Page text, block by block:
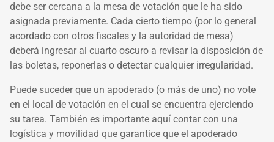
debe ser cercana a la mesa de votación que le ha sido
asignada previamente. Cada cierto tiempo (por lo general
acordado con otros fiscales y la autoridad de mesa)
deberá ingresar al cuarto oscuro a revisar la disposición de
las boletas, reponerlas o detectar cualquier irregularidad.
Puede suceder que un apoderado (o más de uno) no vote
en el local de votación en el cual se encuentra ejerciendo
su tarea. También es importante aquí contar con una
logística y movilidad que garantice que el apoderado